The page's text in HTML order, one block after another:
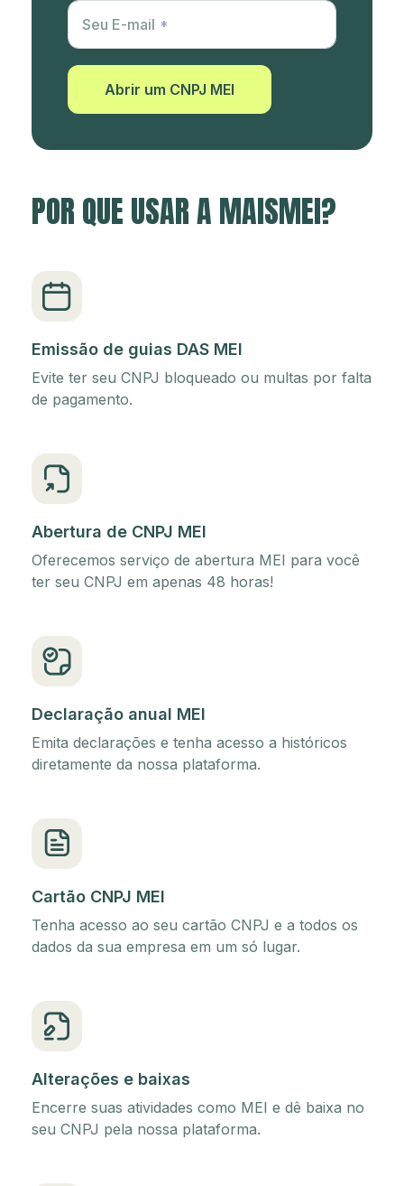
Utm Content
Seu E-mail
Abrir um CNPJ MEI
POR QUE USAR A MAISMEI?
Emissão de guias DAS MEI
Evite ter seu CNPJ bloqueado ou multas por falta
de pagamento.
Abertura de CNPJ MEI
Oferecemos serviço de abertura MEI para você
ter seu CNPJ em apenas 48 horas!
Declaração anual MEI
Emita declarações e tenha acesso a históricos
diretamente da nossa plataforma.
Cartão CNPJ MEI
Tenha acesso ao seu cartão CNPJ e a todos os
dados da sua empresa em um só lugar.
Alterações e baixas
Encerre suas atividades como MEI e dê baixa no
seu CNPJ pela nossa plataforma.